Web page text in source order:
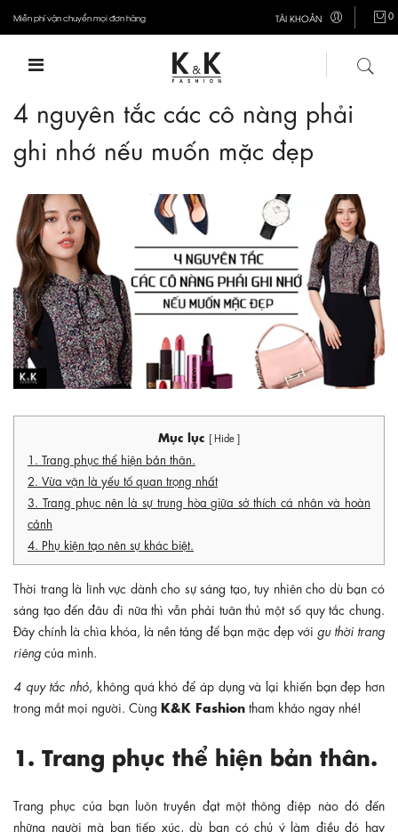
Miễn phí vận chuyển mọi đơn hàng TÀI KHOẢN 0
4 nguyên tắc các cô nàng phải
ghi nhớ nếu muốn mặc đẹp
Mục lục [ Hide ]
1. Trang phục thể hiện bản thân.
2. Vừa vặn là yếu tố quan trọng nhất
3. Trang phục nên là sự trung hòa giữa sở thích cá nhân và hoàn
cảnh
4. Phụ kiện tạo nên sự khác biệt.
Thời trang là lĩnh vực dành cho sự sáng tạo, tuy nhiên cho dù bạn có
sáng tạo đến đâu đi nữa thì vẫn phải tuân thủ một số quy tắc chung.
Đây chính là chìa khóa, là nền tảng để bạn mặc đẹp với gu thời trang
riêng của mình.
4 quy tắc nhỏ , không quá khó để áp dụng và lại khiến bạn đẹp hơn
trong mắt mọi người. Cùng K&K Fashion tham khảo ngay nhé!
1. Trang phục thể hiện bản thân.
Trang phục của bạn luôn truyền đạt một thông điệp nào đó đến
những người mà bạn tiếp xúc, dù bạn có chủ ý làm điều đó hay